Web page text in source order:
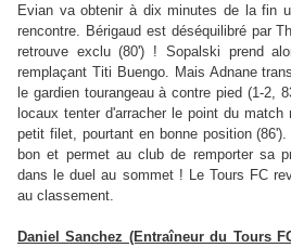
Evian va obtenir à dix minutes de la fin
rencontre. Bérigaud est déséquilibré par
retrouve exclu (80') ! Sopalski prend
remplaçant Titi Buengo. Mais Adnane
le gardien tourangeau à contre pied (1-2,
locaux tenter d'arracher le point du
petit filet, pourtant en bonne position
bon et permet au club de remporter sa
dans le duel au sommet ! Le Tours FC
au classement.
Daniel Sanchez (Entraîneur du Tours